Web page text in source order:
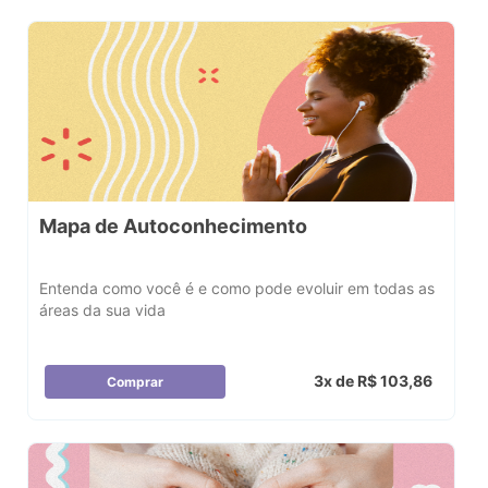
Mapa de Autoconhecimento
Entenda como você é e como pode evoluir em todas as
áreas da sua vida
Comprar 3x de R$ 103,86